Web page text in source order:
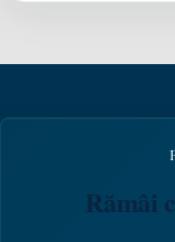
Rămâi